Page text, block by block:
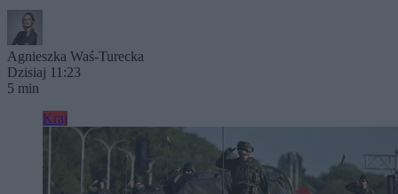
Agnieszka Waś-Turecka
Dzisiaj 11:23
5 min
Kraj